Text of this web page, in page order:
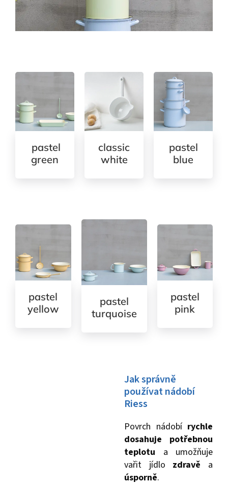
pastel
green
classic
white
pastel
blue
pastel
yellow
pastel
turquoise
pastel
pink
Jak správně
používat nádobí
Riess
Povrch nádobí rychle
dosahuje potřebnou
teplotu a umožňuje
vařit jídlo zdravě a
úsporně.